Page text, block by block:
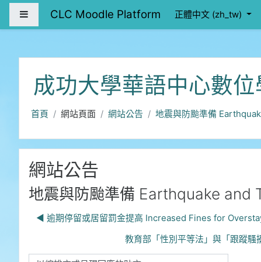
跳至主內容
CLC Moodle Platform 正體中文 ‎(zh_tw)‎
成功大學華語中心數
首頁 網站頁面 網站公告 地震與防颱準備
網站公告
地震與防颱準備 Earthquake and
◀︎ 逾期停留或居留罰金提高 Increased Fines for
教育部「性別平等法」與「跟蹤